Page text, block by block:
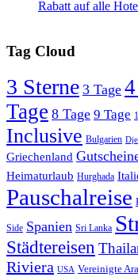
Rabatt auf alle
Tag Cloud
3 Sterne 3 Tage
Tage 8 Tage 9 Tage
Inclusive Bulgarien
Griechenland
Heimaturlaub Hurghada
Pauschalreise
Side Spanien Sri Lanka
Städtereisen
Riviera USA Vereinigte